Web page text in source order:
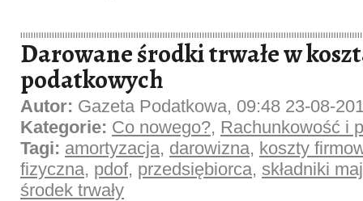
Darowane środki trwałe w
podatkowych
Autor: Gazeta Podatkowa, 09:48 23-08-
Kategorie: Co nowego?, Rachunkowość i
Tagi: amortyzacja, darowizna, koszty
fizyczna, pdof, przedsiębiorca, składniki
środek trwały